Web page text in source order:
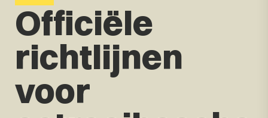
Officiële
richtlijnen
voor